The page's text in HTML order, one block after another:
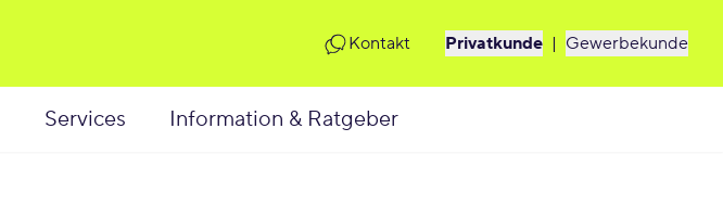
Services Information & Ratgeber
Kontakt Privatkunde | Gewerbekunde